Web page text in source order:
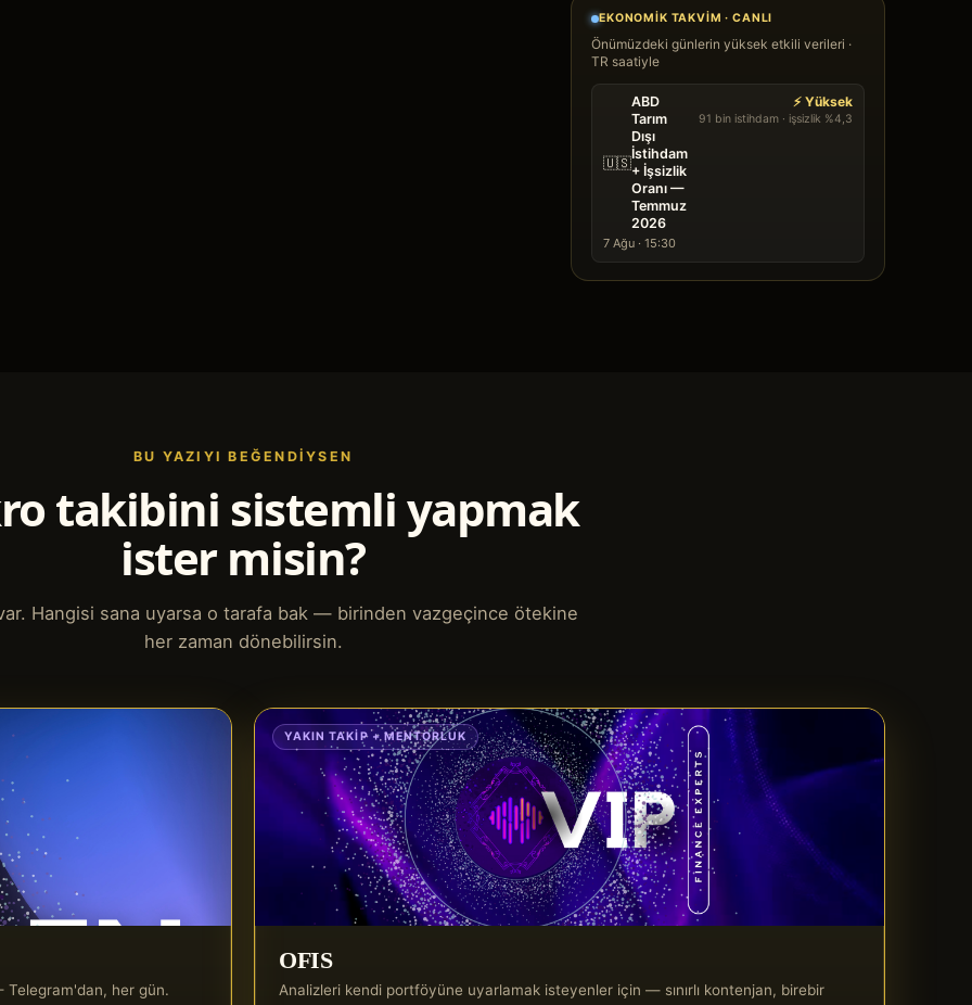
EKONOMIK TAKVIM · CANLI
Önümüzdeki günlerin yüksek etkili verileri ·
TR saatiyle
🇺🇸
ABD
Tarım
Dışı
İstihdam
+ İşsizlik
Oranı —
Temmuz
2026
7 Ağu · 15:30
⚡ Yüksek
91 bin istihdam · işsizlik %4,3
BU YAZIYI BEĞENDIYSEN
takibini sistemli yapmak
ister misin?
Hangisi sana uyarsa o tarafa bak — birinden vazgeçince ötekine
her zaman dönebilirsin.
Telegram'dan, her gün.
YAKIN TAKIP + MENTORLUK
OFIS
Analizleri kendi portföyüne uyarlamak isteyenler için — sınırlı kontenjan, birebir